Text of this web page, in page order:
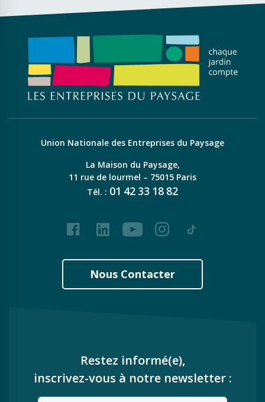
Union Nationale des Entreprises du Paysage
La Maison du Paysage,
11 rue de lourmel – 75015 Paris
Tél. : 01 42 33 18 82
FacebookLinkedInYoutubeInstagram
Tiktok
Nous Contacter
Restez informé(e),
inscrivez-vous à notre newsletter :